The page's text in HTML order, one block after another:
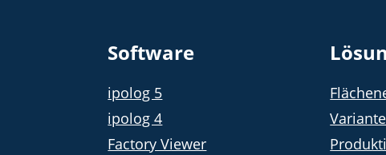
Software
ipolog 5
ipolog 4
Factory Viewer